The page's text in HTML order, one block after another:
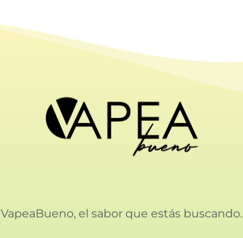
VapeaBueno, el sabor que estás buscando.